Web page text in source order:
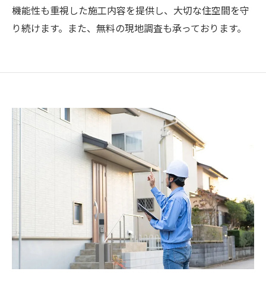
機能性も重視した施工内容を提供し、大切な住空間を守
り続けます。また、無料の現地調査も承っております。